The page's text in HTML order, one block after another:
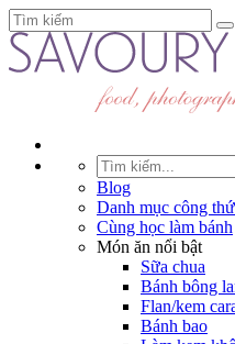
Blog
Danh mục công
Cùng học làm bánh
Món ăn nổi bật
Sữa chua
Bánh bông
Flan/kem
Bánh bao